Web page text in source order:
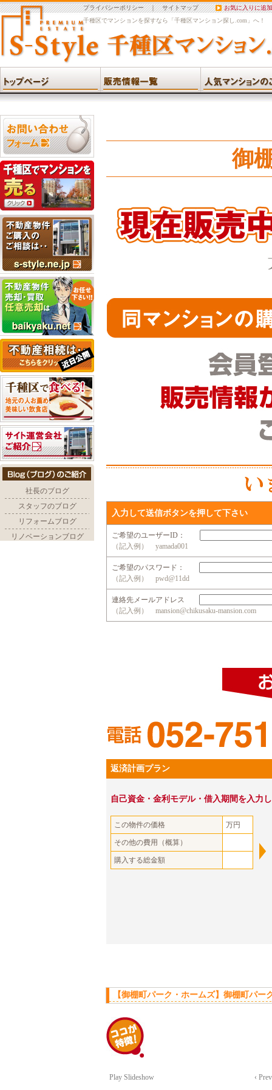
プライバシーポリシー｜サイトマップ
お気に入りに追加
千種区でマンションを探すなら「千種区マンション探し.com」へ！
御
入力して送信ボタンを押して下さい
ご希望のユーザーID：
（記入例） yamada001
ご希望のパスワード：
（記入例） pwd@11dd
連絡先メールアドレス
（記入例） mansion@chikusaku-mansion.com
返済計画プラン
自己資金・金利モデル・借入期間を入力
この物件の価格 万円
その他の費用（概算）
購入する総金額
【御棚町パーク・ホームズ】御棚町パ
Play Slideshow ‹